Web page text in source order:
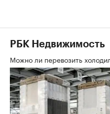
РБК Недвижимость
Можно ли перевозить